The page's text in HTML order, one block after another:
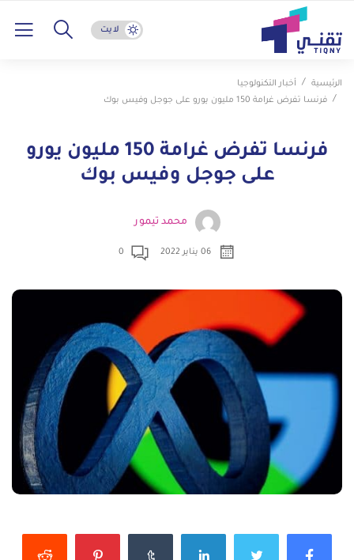
لايت
الرئيسية
أخبار التكنولوجيا
فرنسا تفرض غرامة 150 مليون يورو على جوجل وفيس بوك
فرنسا تفرض غرامة 150 مليون يورو
على جوجل وفيس بوك
محمد تيمور
06 يناير 2022 0